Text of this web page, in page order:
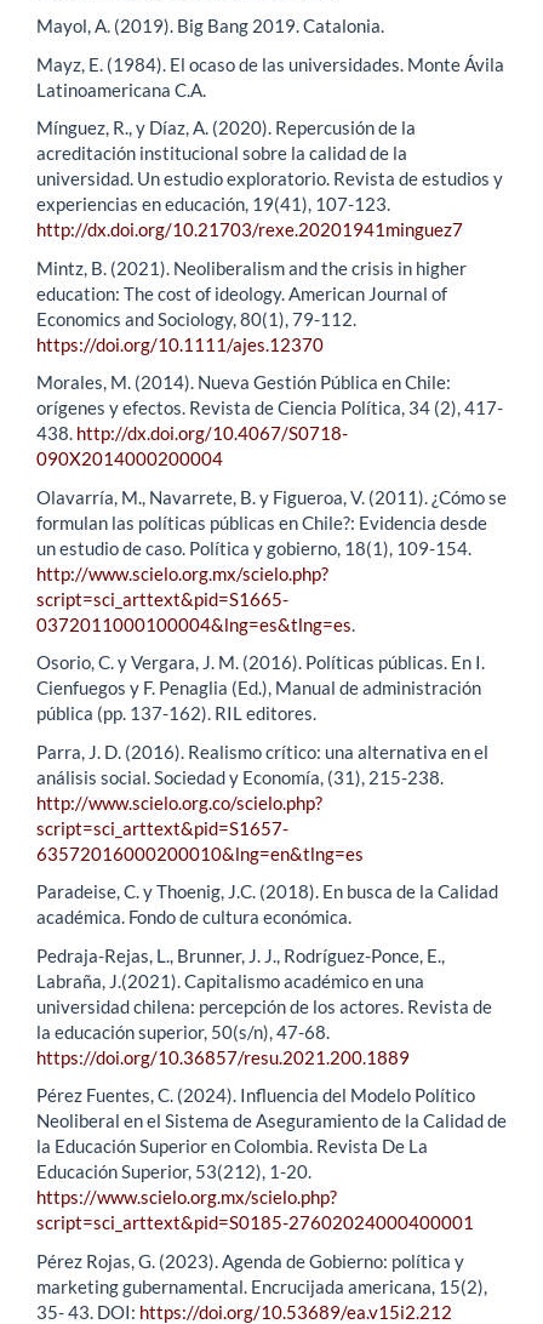
Mayol, A. (2019). Big Bang 2019. Catalonia.
Mayz, E. (1984). El ocaso de las universidades. Monte Ávila
Latinoamericana C.A.
Mínguez, R., y Díaz, A. (2020). Repercusión de la
acreditación institucional sobre la calidad de la
universidad. Un estudio exploratorio. Revista de estudios y
experiencias en educación, 19(41), 107-123.
http://dx.doi.org/10.21703/rexe.20201941minguez7
Mintz, B. (2021). Neoliberalism and the crisis in higher
education: The cost of ideology. American Journal of
Economics and Sociology, 80(1), 79-112.
https://doi.org/10.1111/ajes.12370
Morales, M. (2014). Nueva Gestión Pública en Chile:
orígenes y efectos. Revista de Ciencia Política, 34 (2), 417-
438. http://dx.doi.org/10.4067/S0718-
090X2014000200004
Olavarría, M., Navarrete, B. y Figueroa, V. (2011). ¿Cómo se
formulan las políticas públicas en Chile?: Evidencia desde
un estudio de caso. Política y gobierno, 18(1), 109-154.
http://www.scielo.org.mx/scielo.php?
script=sci_arttext&pid=S1665-
0372011000100004&lng=es&tlng=es.
Osorio, C. y Vergara, J. M. (2016). Políticas públicas. En I.
Cienfuegos y F. Penaglia (Ed.), Manual de administración
pública (pp. 137-162). RIL editores.
Parra, J. D. (2016). Realismo crítico: una alternativa en el
análisis social. Sociedad y Economía, (31), 215-238.
http://www.scielo.org.co/scielo.php?
script=sci_arttext&pid=S1657-
63572016000200010&lng=en&tlng=es
Paradeise, C. y Thoenig, J.C. (2018). En busca de la Calidad
académica. Fondo de cultura económica.
Pedraja-Rejas, L., Brunner, J. J., Rodríguez-Ponce, E.,
Labraña, J.(2021). Capitalismo académico en una
universidad chilena: percepción de los actores. Revista de
la educación superior, 50(s/n), 47-68.
https://doi.org/10.36857/resu.2021.200.1889
Pérez Fuentes, C. (2024). Influencia del Modelo Político
Neoliberal en el Sistema de Aseguramiento de la Calidad de
la Educación Superior en Colombia. Revista De La
Educación Superior, 53(212), 1-20.
https://www.scielo.org.mx/scielo.php?
script=sci_arttext&pid=S0185-27602024000400001
Pérez Rojas, G. (2023). Agenda de Gobierno: política y
marketing gubernamental. Encrucijada americana, 15(2),
35- 43. DOI: https://doi.org/10.53689/ea.v15i2.212